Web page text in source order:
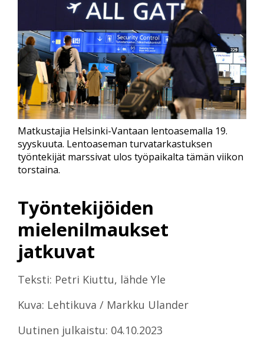
Työntekijöiden
mielenilmaukset
jatkuvat
Teksti: Petri Kiuttu, lähde Yle
Kuva: Lehtikuva / Markku Ulander
Uutinen julkaistu: 04.10.2023
Matkustajia Helsinki-Vantaan lentoasemalla 19.
syyskuuta. Lentoaseman turvatarkastuksen
työntekijät marssivat ulos työpaikalta tämän viikon
torstaina.